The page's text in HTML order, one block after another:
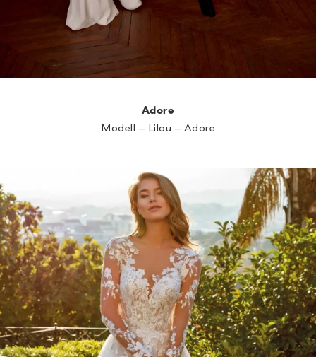
Adore
Modell – Lilou – Adore